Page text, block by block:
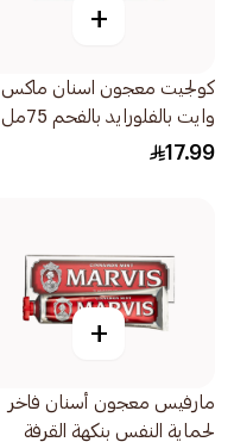
+
كولجيت معجون اسنان ماكس
وايت بالفلورايد بالفحم 75مل
17.99
+
مارفيس معجون أسنان فاخر
لحماية النفس بنكهة القرفة